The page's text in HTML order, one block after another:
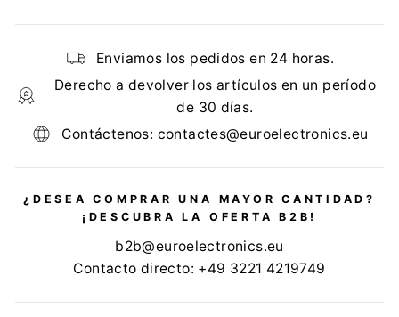
Enviamos los pedidos en 24 horas.
Derecho a devolver los artículos en un período
de 30 días.
Contáctenos: contactes@euroelectronics.eu
¿DESEA COMPRAR UNA MAYOR CANTIDAD?
¡DESCUBRA LA OFERTA B2B!
b2b@euroelectronics.eu
Contacto directo: +49 3221 4219749